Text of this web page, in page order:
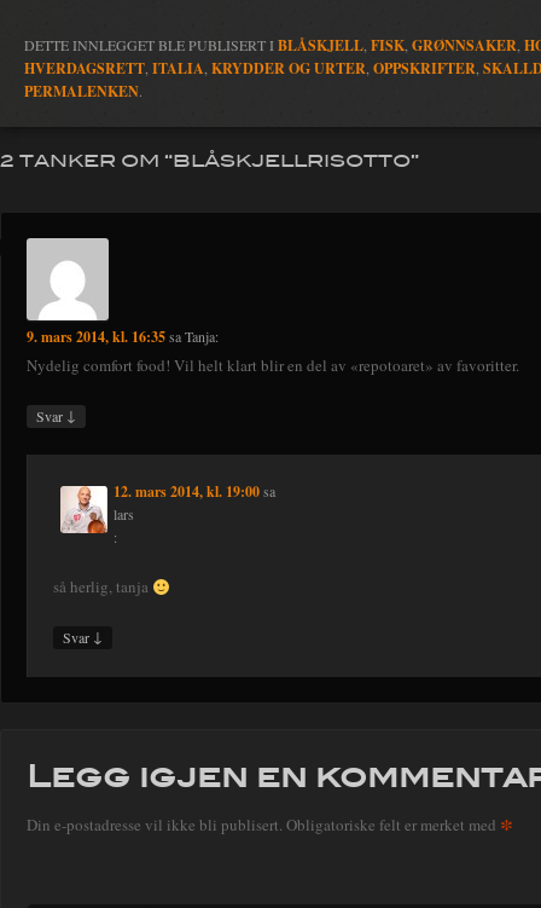
DETTE INNLEGGET BLE PUBLISERT IBLÅSKJELL FISK GRØNNSAKER
HVERDAGSRETT ITALIA KRYDDER OG URTER OPPSKRIFTER
PERMALENKEN.
2 TANKER OM “BLÅSKJELLRISOTTO”
9. mars 2014, kl. 16:35saTanja:
Nydelig comfort food! Vil helt klart blir en del av «repotoaret» av favoritter.
Svar ↓
12. mars 2014, kl. 19:00 sa
lars
:
så herlig, tanja
Svar ↓
Legg igjen en
Din e-postadresse vil ikke bli publisert. Obligatoriske felt er merket med *